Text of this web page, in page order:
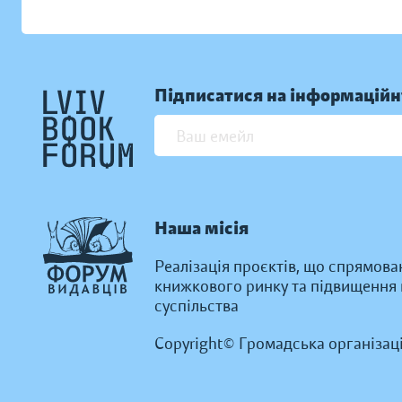
Підписатися на
Наша місія
Реалізація проєктів, що
книжкового ринку та підвищення
суспільства
Copyright© Громадська